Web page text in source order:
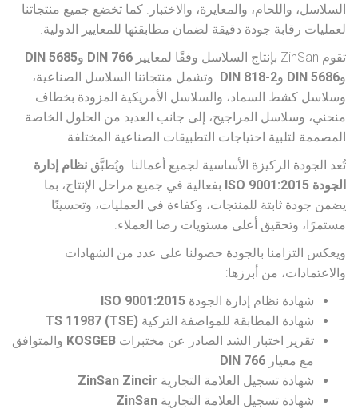
السلاسل، واللحام، والمعايرة، والاختبار. كما تخضع جميع منتجاتنا
لعمليات رقابة جودة دقيقة لضمان مطابقتها للمعايير الدولية.
تقوم ZinSan بإنتاج السلاسل وفقًا لمعايير
DIN 766 وDIN 5685
وDIN 5686 وDIN 818-2. وتشمل منتجاتنا السلاسل الصناعية،
وسلاسل كشط السماد، والسلاسل الأمريكية المزودة بخطاف
منحني، وسلاسل المراجيح، إلى جانب العديد من الحلول الخاصة
المصممة لتلبية احتياجات التطبيقات الصناعية المختلفة.
تُعد الجودة الركيزة الأساسية لجميع أعمالنا. ويُطبَّق نظام إدارة
الجودة ISO 9001:2015
بفعالية في جميع مراحل الإنتاج، بما
يضمن جودة ثابتة للمنتجات، وكفاءة في العمليات، وتحسينًا
مستمرًا، وتحقيق أعلى مستويات رضا العملاء.
ويعكس التزامنا بالجودة حصولنا على عدد من الشهادات
والاعتمادات، من أبرزها:
شهادة نظام إدارة الجودة ISO 9001:2015
شهادة المطابقة للمواصفة التركية TS 11987 (TSE)
تقرير اختبار الشد الصادر عن مختبرات KOSGEB والمتوافق
مع معيار DIN 766
شهادة تسجيل العلامة التجارية ZinSan Zincir
شهادة تسجيل العلامة التجارية ZinSan